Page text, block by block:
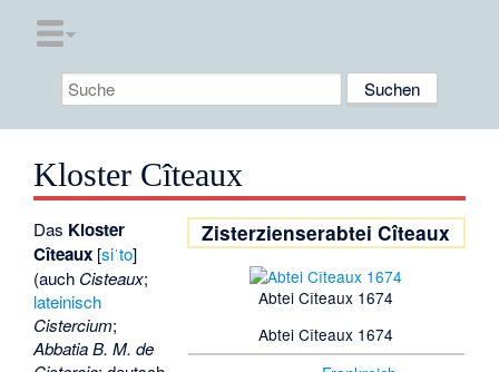
Kloster Cîteaux
Zisterzienserabtei Cîteaux
Abtei Cîteaux 1674
Abtei Cîteaux 1674
Das Kloster
Cîteaux [siˈto]
(auch Cisteaux;
lateinisch
Cistercium;
Abbatia B. M. de